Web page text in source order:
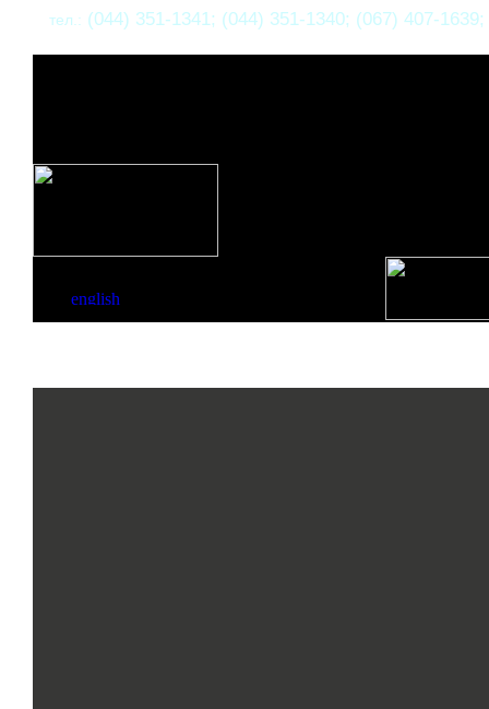
тел.: (044) 351-1341; (044) 351-1340; (067) 407-